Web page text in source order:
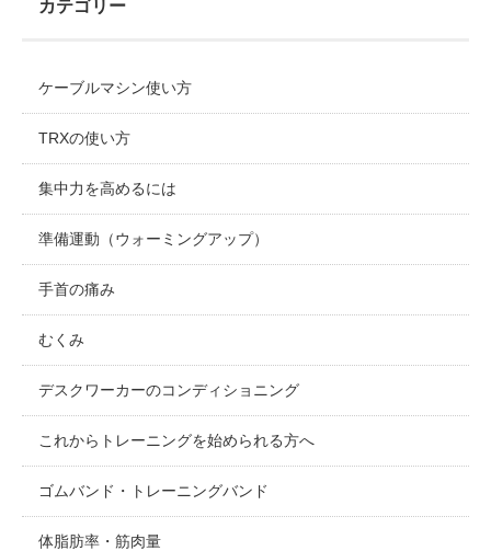
カテゴリー
ケーブルマシン使い方
TRXの使い方
集中力を高めるには
準備運動（ウォーミングアップ）
手首の痛み
むくみ
デスクワーカーのコンディショニング
これからトレーニングを始められる方へ
ゴムバンド・トレーニングバンド
体脂肪率・筋肉量